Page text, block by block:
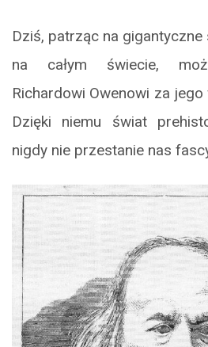
Dziś, patrząc na
na całym świecie,
Richardowi Owenowi za
Dzięki niemu świat
nigdy nie przestanie nas